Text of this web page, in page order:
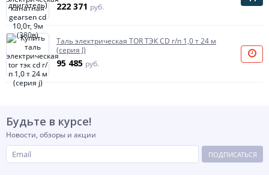
222 371 руб.
Таль электрическая TOR ТЭК CD г/п 1,0 т 24 м
(серия J)
95 485 руб.
Будьте в курсе!
Новости, обзоры и акции
ПОДПИСАТЬСЯ